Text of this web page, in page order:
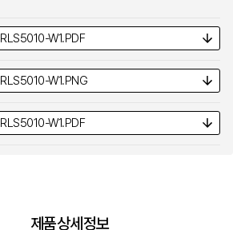
RLS5010-W1.PDF
RLS5010-W1.PNG
RLS5010-W1.PDF
제품상세정보